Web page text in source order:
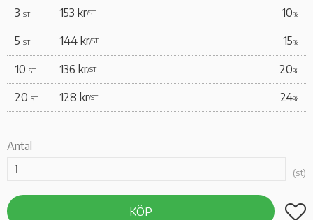
3 ST 153 kr/ST 10%
5 ST 144 kr/ST 15%
10 ST 136 kr/ST 20%
20 ST 128 kr/ST 24%
Antal
st
KÖP Lägg